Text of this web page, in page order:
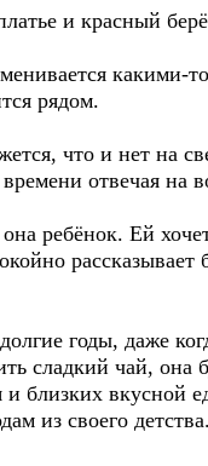
и красный
рядом.
что и нет на
отвечая на
ребёнок. Ей
рассказывает
годы, даже
сладкий чай, она
и близких
из своего детства.